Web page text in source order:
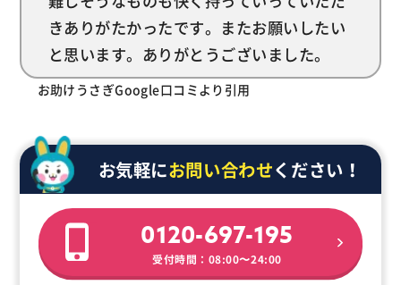
きありがたかったです。またお願いしたい
と思います。ありがとうございました。
お助けうさぎGoogle口コミより引用
お気軽にお問い合わせください！
0120-697-195
受付時間：08:00〜24:00